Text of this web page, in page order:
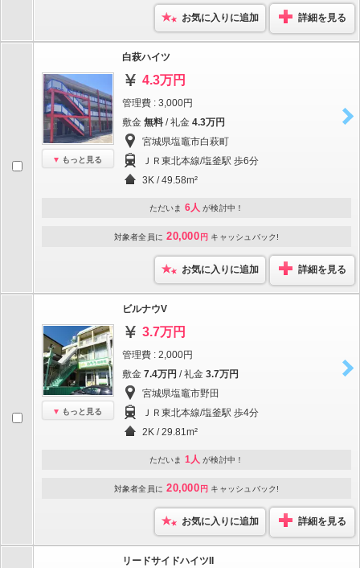
お気に入りに追加 詳細を見る
もっと見る
白萩ハイツ
4.3万円
管理費 : 3,000円
敷金 無料 / 礼金 4.3万円
宮城県塩竈市白萩町
ＪＲ東北本線/塩釜駅 歩6分
3K / 49.58m²
ただいま 6人 が検討中！
対象者全員に 20,000 円 キャッシュバック!
お気に入りに追加 詳細を見る
もっと見る
ビルナウV
3.7万円
管理費 : 2,000円
敷金 7.4万円 / 礼金 3.7万円
宮城県塩竈市野田
ＪＲ東北本線/塩釜駅 歩4分
2K / 29.81m²
ただいま 1人 が検討中！
対象者全員に 20,000 円 キャッシュバック!
お気に入りに追加 詳細を見る
リードサイドハイツII